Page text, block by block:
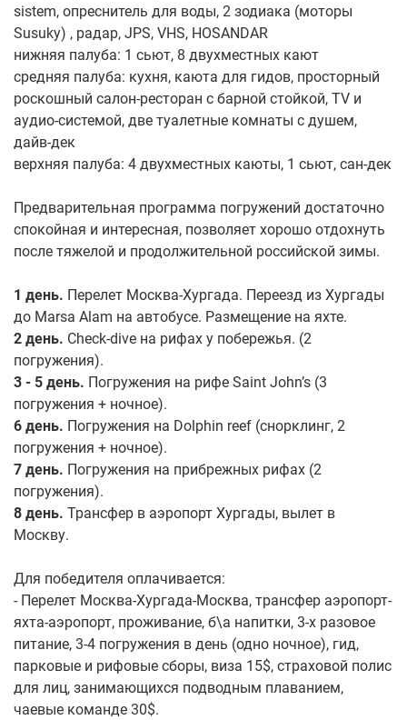
sistem, опреснитель для воды, 2 зодиака (моторы
Susuky) , радар, JPS, VHS, HOSANDAR
нижняя палуба: 1 сьют, 8 двухместных кают
средняя палуба: кухня, каюта для гидов, просторный
роскошный салон-ресторан с барной стойкой, TV и
аудио-системой, две туалетные комнаты с душем,
дайв-дек
верхняя палуба: 4 двухместных каюты, 1 сьют, сан-дек
Предварительная программа погружений достаточно
спокойная и интересная, позволяет хорошо отдохнуть
после тяжелой и продолжительной российской зимы.
1 день. Перелет Москва-Хургада. Переезд из Хургады
до Marsa Alam на автобусе. Размещение на яхте.
2 день. Check-dive на рифах у побережья. (2
погружения).
3 - 5 день. Погружения на рифе Saint John’s (3
погружения + ночное).
6 день. Погружения на Dolphin reef (снорклинг, 2
погружения + ночное).
7 день. Погружения на прибрежных рифах (2
погружения).
8 день. Трансфер в аэропорт Хургады, вылет в
Москву.
Для победителя оплачивается:
- Перелет Москва-Хургада-Москва, трансфер аэропорт-
яхта-аэропорт, проживание, б\а напитки, 3-х разовое
питание, 3-4 погружения в день (одно ночное), гид,
парковые и рифовые сборы, виза 15$, страховой полис
для лиц, занимающихся подводным плаванием,
чаевые команде 30$.